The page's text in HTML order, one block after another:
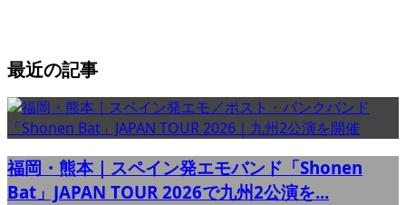
最近の記事
福岡・熊本｜スペイン発エモバンド「Shonen
Bat」JAPAN TOUR 2026で九州2公演を...